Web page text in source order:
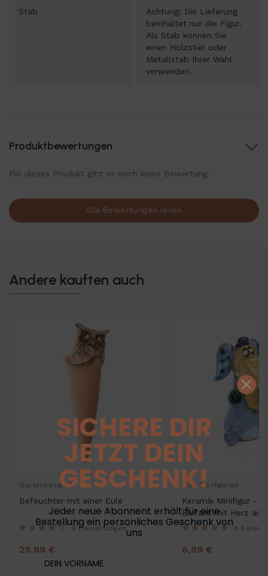
Stab
Achtung: Die Lieferung
beinhaltet nur die Figur.
Als Stab können Sie
einen Holzstiel oder
Metallstab Ihrer Wahl
verwenden.
Produktbewertungen
Für dieses Produkt gibt es noch keine Bewertung.
Alle Bewertungen lesen
Andere kauften auch
Gartenkeramik
Befeuchter mit einer Eule
6 bewertungen
25,99 €
Mini-Tierfiguren
Keramik Minifigur -
Elefant mit Herz am
gemischte Farben
8
6,99 €
SICHERE DIR
JETZT DEIN
GESCHENK!
Jeder neue Abonnent erhält für eine
Bestellung ein persönliches Geschenk von
uns